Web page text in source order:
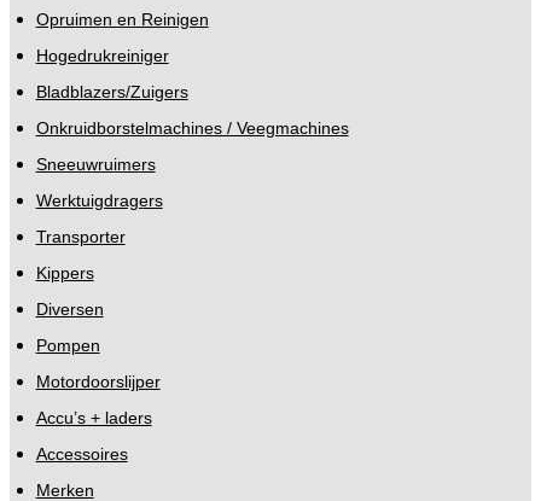
Opruimen en Reinigen
Hogedrukreiniger
Bladblazers/Zuigers
Onkruidborstelmachines / Veegmachines
Sneeuwruimers
Werktuigdragers
Transporter
Kippers
Diversen
Pompen
Motordoorslijper
Accu’s + laders
Accessoires
Merken